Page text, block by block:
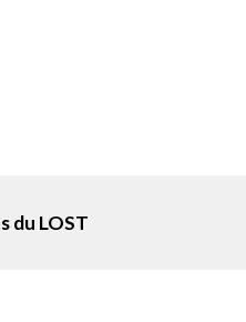
du LOST